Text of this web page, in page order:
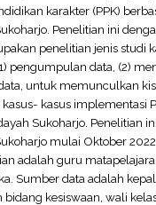
karakter (PPK)
Penelitian ini
penelitian jenis studi
pengumpulan data, (2)
untuk memunculkan
kasus implementasi
Sukoharjo. Penelitian
mulai Oktober
adalah guru
Sumber data adalah
bidang kesiswaan, wali